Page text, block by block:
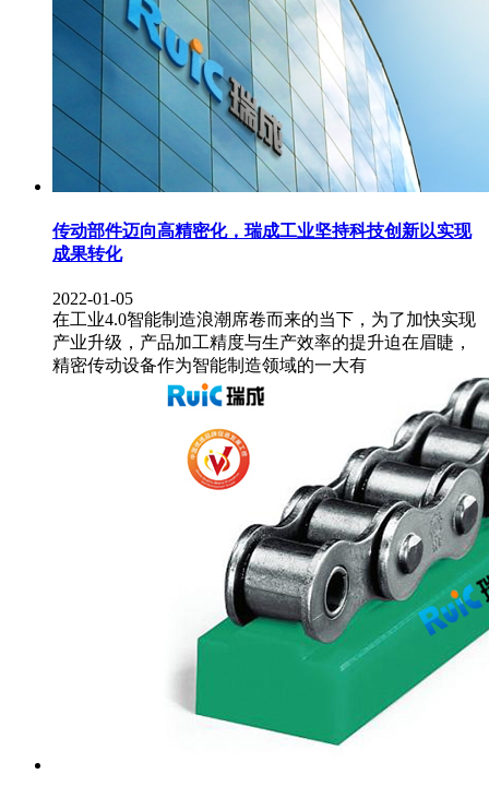
传动部件迈向高精密化，瑞成工业坚持科技创新以实现
成果转化
2022-01-05
在工业4.0智能制造浪潮席卷而来的当下，为了加快实现
产业升级，产品加工精度与生产效率的提升迫在眉睫，
精密传动设备作为智能制造领域的一大有